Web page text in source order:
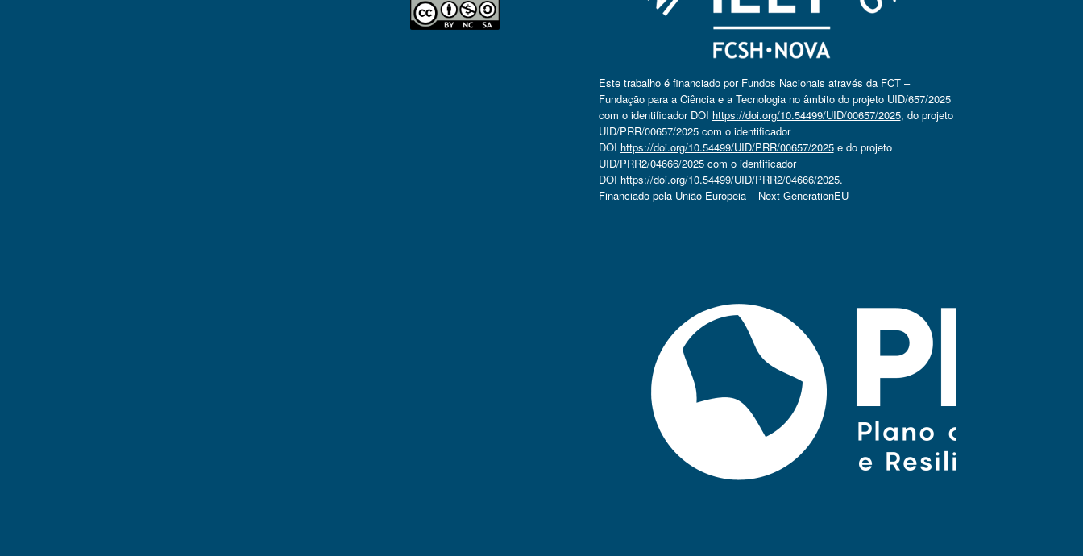
Este trabalho é financiado por Fundos Nacionais através da FCT –
Fundação para a Ciência e a Tecnologia no âmbito do projeto UID/657/2025
com o identificador DOI https://doi.org/10.54499/UID/00657/2025, do projeto
UID/PRR/00657/2025 com o identificador
DOI https://doi.org/10.54499/UID/PRR/00657/2025e do projeto
UID/PRR2/04666/2025 com o identificador
DOI https://doi.org/10.54499/UID/PRR2/04666/2025.
Financiado pela União Europeia – Next GenerationEU